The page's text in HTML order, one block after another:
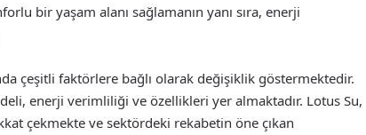
bir yaşam alanı sağlamanın yanı sıra, enerji
çeşitli faktörlere bağlı olarak değişiklik göstermektedir.
enerji verimliliği ve özellikleri yer almaktadır. Lotus Su,
çekmekte ve sektördeki rekabetin öne çıkan